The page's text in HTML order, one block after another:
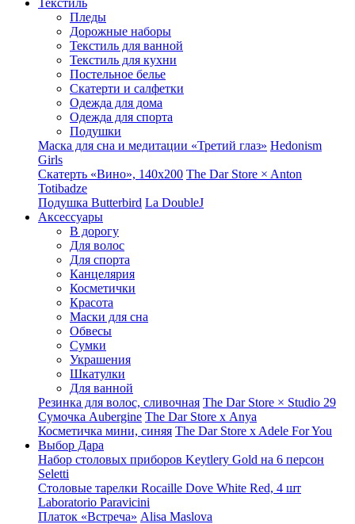
Текстиль
Пледы
Дорожные наборы
Текстиль для ванной
Текстиль для кухни
Постельное белье
Скатерти и салфетки
Одежда для дома
Одежда для спорта
Подушки
Маска для сна и медитации «Третий глаз» Hedonism
Girls
Скатерть «Вино», 140х200 The Dar Store × Anton
Totibadze
Подушка Butterbird La DoubleJ
Аксессуары
В дорогу
Для волос
Для спорта
Канцелярия
Косметички
Красота
Маски для сна
Обвесы
Сумки
Украшения
Шкатулки
Для ванной
Резинка для волос, сливочная The Dar Store × Studio 29
Сумочка Aubergine The Dar Store x Anya
Косметичка мини, синяя The Dar Store x Adele For You
Выбор Дара
Набор столовых приборов Keytlery Gold на 6 персон
Seletti
Столовые тарелки Rocaille Dove White Red, 4 шт
Laboratorio Paravicini
Платок «Встреча» Alisa Maslova